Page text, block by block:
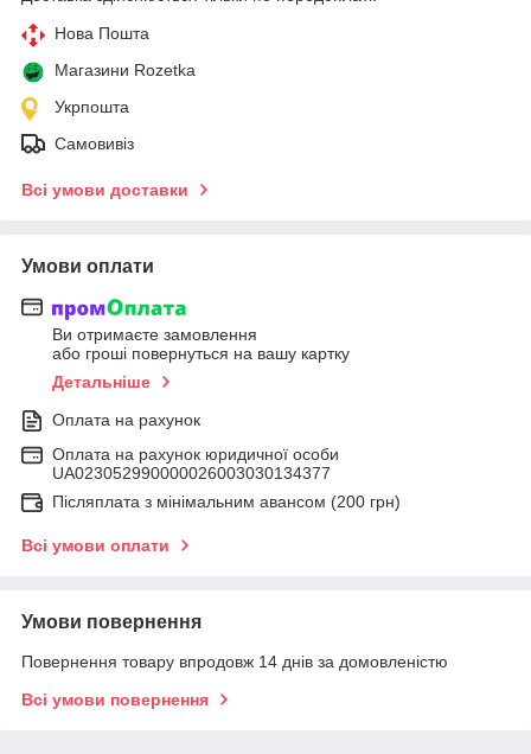
Нова Пошта
Магазини Rozetka
Укрпошта
Самовивіз
Всі умови доставки
Умови оплати
Ви отримаєте замовлення
або гроші повернуться на вашу картку
Детальніше
Оплата на рахунок
Оплата на рахунок юридичної особи
UA023052990000026003030134377
Післяплата з мінімальним авансом (200 грн)
Всі умови оплати
Умови повернення
Повернення товару впродовж 14 днів за домовленістю
Всі умови повернення